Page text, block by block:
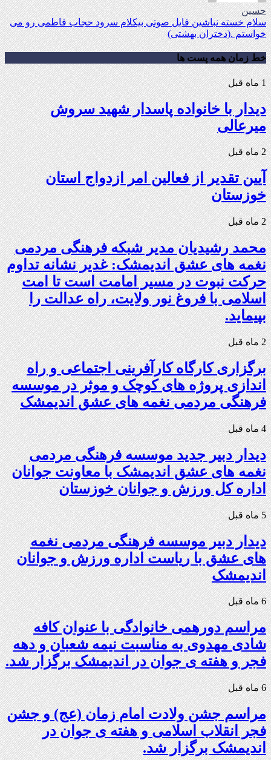
حسین
سلام خسته نباشین فایل صوتی بیکلام سرود حجاب فاطمی رو می
خواستم .(دختران بهشتی)
خط زمان همه پست ها
1 ماه قبل
دیدار با خانواده پاسدار شهید سروش
میرعالی
2 ماه قبل
آیین تقدیر از فعالین امر ازدواج استان
خوزستان
2 ماه قبل
محمد رشیدیان مدیر شبکه فرهنگی مردمی
نغمه های عشق اندیمشک: غدیر نشانه تداوم
حرکت نبوت در مسیر امامت است تا امت
اسلامی با فروغ نور ولایت، راه عدالت را
بپیماید.
2 ماه قبل
برگزاری کارگاه کارآفرینی اجتماعی و راه
اندازی پروژه های کوچک و موثر در موسسه
فرهنگی مردمی نغمه های عشق اندیمشک
4 ماه قبل
دیدار دبیر جدید موسسه فرهنگی مردمی
نغمه های عشق اندیمشک با معاونت جوانان
اداره کل ورزش و جوانان خوزستان
5 ماه قبل
دیدار دبیر موسسه فرهنگی مردمی نغمه
های عشق با ریاست اداره ورزش و جوانان
اندیمشک
6 ماه قبل
مراسم دورهمی خانوادگی با عنوان کافه
شادی مهدوی به مناسبت نیمه شعبان و دهه
فجر و هفته ی جوان در اندیمشک برگزار شد.
6 ماه قبل
مراسم جشن ولادت امام زمان (عج) و جشن
فجر انقلاب اسلامی و هفته ی جوان در
اندیمشک برگزار شد.